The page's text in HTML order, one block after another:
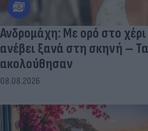
Ανδρομάχη: Με ορό στο χέρι
ανέβει ξανά στη σκηνή –
ακολούθησαν
08.08.2026